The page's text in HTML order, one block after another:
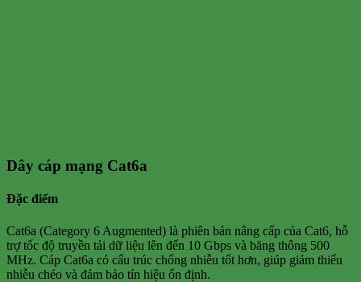
Dây cáp mạng Cat6a
Đặc điểm
Cat6a (Category 6 Augmented) là phiên bản nâng cấp của Cat6, hỗ
trợ tốc độ truyền tải dữ liệu lên đến 10 Gbps và băng thông 500
MHz. Cáp Cat6a có cấu trúc chống nhiễu tốt hơn, giúp giảm thiểu
nhiễu chéo và đảm bảo tín hiệu ổn định.